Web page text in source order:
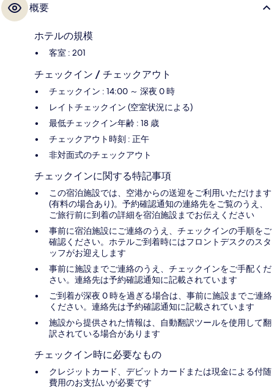
概要
ホテルの規模
客室 : 201
チェックイン / チェックアウト
チェックイン : 14:00 ～ 深夜 0 時
レイトチェックイン (空室状況による)
最低チェックイン年齢 : 18 歳
チェックアウト時刻 : 正午
非対面式のチェックアウト
チェックインに関する特記事項
この宿泊施設では、空港からの送迎をご利用いただけます
(有料の場合あり)。予約確認通知の連絡先をご覧のうえ、
ご旅行前に到着の詳細を宿泊施設までお伝えください
事前に宿泊施設にご連絡のうえ、チェックインの手順をご
確認ください。ホテルご到着時にはフロントデスクのスタ
ッフがお迎えします
事前に施設までご連絡のうえ、チェックインをご手配くだ
さい。連絡先は予約確認通知に記載されています
ご到着が深夜 0 時を過ぎる場合は、事前に施設までご連絡
ください。連絡先は予約確認通知に記載されています
施設から提供された情報は、自動翻訳ツールを使用して翻
訳されている場合があります
チェックイン時に必要なもの
クレジットカード、デビットカードまたは現金による付随
費用のお支払いが必要です